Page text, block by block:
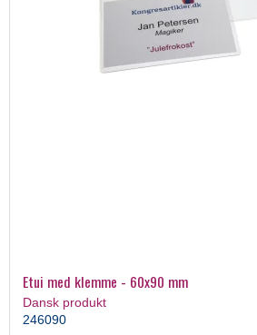
Etui med klemme - 60x90 mm
Dansk produkt
246090